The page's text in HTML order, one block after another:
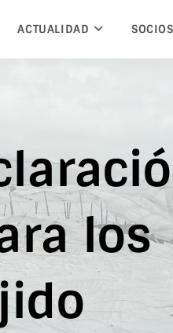
ACTUALIDAD SOCIOS
los